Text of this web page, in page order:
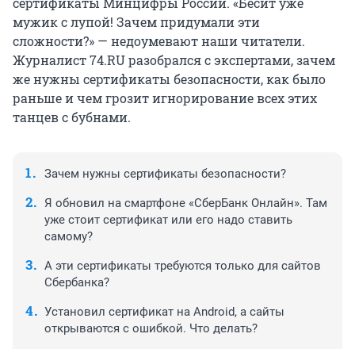
мужик с лупой! Зачем придумали эти
сложности?» — недоумевают наши читатели.
Журналист 74.RU разобрался с экспертами, зачем
же нужны сертификаты безопасности, как было
раньше и чем грозит игнорирование всех этих
танцев с бубнами.
Зачем нужны сертификаты безопасности?
Я обновил на смартфоне «СберБанк Онлайн». Там
уже стоит сертификат или его надо ставить
самому?
А эти сертификаты требуются только для сайтов
Сбербанка?
Установил сертификат на Android, а сайты
открываются с ошибкой. Что делать?